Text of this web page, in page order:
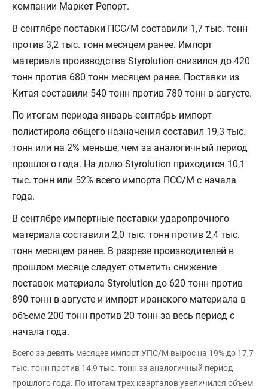
компании Маркет Репорт.
В сентябре поставки ПСС/М составили 1,7 тыс. тонн
против 3,2 тыс. тонн месяцем ранее. Импорт
материала производства Styrolution снизился до 420
тонн против 680 тонн месяцем ранее. Поставки из
Китая составили 540 тонн против 780 тонн в августе.
По итогам периода январь-сентябрь импорт
полистирола общего назначения составил 19,3 тыс.
тонн или на 2% меньше, чем за аналогичный период
прошлого года. На долю Styrolution приходится 10,1
тыс. тонн или 52% всего импорта ПСС/М с начала
года.
В сентябре импортные поставки ударопрочного
материала составили 2,0 тыс. тонн против 2,4 тыс.
тонн месяцем ранее. В разрезе производителей в
прошлом месяце следует отметить снижение
поставок материала Styrolution до 620 тонн против
890 тонн в августе и импорт иранского материала в
объеме 200 тонн против 20 тонн за весь период с
начала года.
Всего за девять месяцев импорт УПС/М вырос на 19% до 17,7
тыс. тонн против 14,9 тыс. тонн за аналогичный период
прошлого года. По итогам трех кварталов увеличился объем